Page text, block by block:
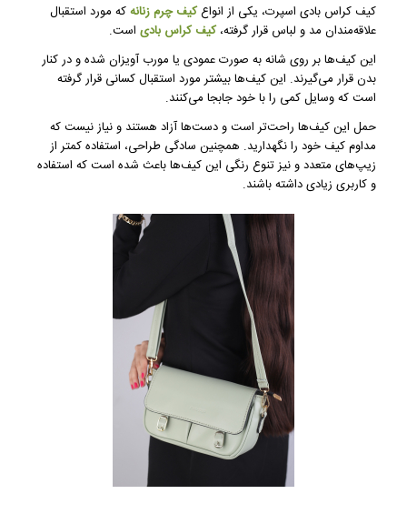
کیف کراس بادی اسپرت، یکی از انواعکیف چرم زنانهکه مورد استقبال
علاقه‌مندان مد و لباس قرار گرفته،کیف کراس بادیاست.
این کیف‌ها بر روی شانه به صورت عمودی یا مورب آویزان شده و در کنار
بدن قرار می‌گیرند. این کیف‌ها بیشتر مورد استقبال کسانی قرار گرفته
است که وسایل کمی را با خود جابجا می‌کنند.
حمل این کیف‌ها راحت‌تر است و دست‌ها آزاد هستند و نیاز نیست که
مداوم کیف خود را نگهدارید. همچنین سادگی طراحی، استفاده کمتر از
زیپ‌های متعدد و نیز تنوع رنگی این کیف‌ها باعث شده است که استفاده
و کاربری زیادی داشته باشند.